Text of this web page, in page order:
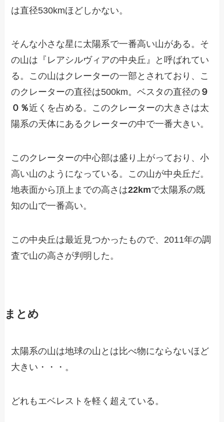
は直径530kmほどしかない。
そんな小さな星に太陽系で一番高い山がある。そ
の山は『レアシルヴィアの中央丘』と呼ばれてい
る。この山はクレーターの一部とされており、こ
のクレーターの直径は500km。ベスタの直径の ９
０％近くを占める。このクレーターの大きさは太
陽系の天体にあるクレーターの中で一番大きい。
このクレーターの中心部は盛り上がっており、小
高い山のようになっている。この山が中央丘だ。
地表面から頂上までの高さは22kmで太陽系の既
知の山で一番高い。
この中央丘は最近見つかったもので、2011年の調
査で山の高さが判明した。
まとめ
太陽系の山は地球の山とは比べ物にならないほど
大きい・・・。
どれもエベレストを軽く超えている。